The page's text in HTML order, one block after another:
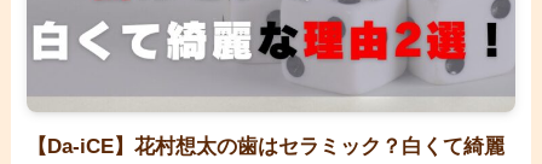
【Da-iCE】花村想太の歯はセラミック？白くて綺麗